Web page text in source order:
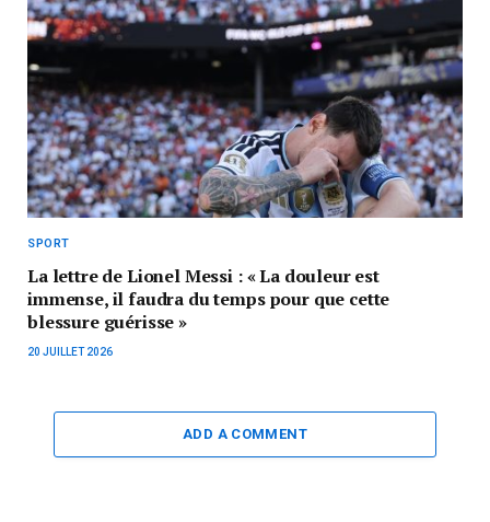
SPORT
La lettre de Lionel Messi : « La douleur est
immense, il faudra du temps pour que cette
blessure guérisse »
20 JUILLET 2026
ADD A COMMENT